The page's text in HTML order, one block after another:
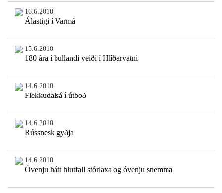
16.6.2010
Álastigi í Varmá
15.6.2010
180 ára í bullandi veiði í Hlíðarvatni
14.6.2010
Flekkudalsá í útboð
14.6.2010
Rússnesk gyðja
14.6.2010
Óvenju hátt hlutfall stórlaxa og óvenju snemma